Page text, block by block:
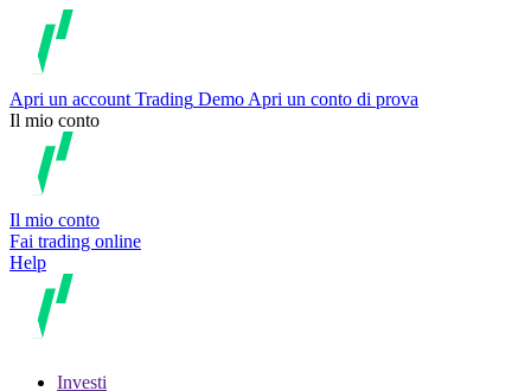
Apri un account Trading Demo Apri un conto di prova
Il mio conto
Il mio conto
Fai trading online
Help
Investi